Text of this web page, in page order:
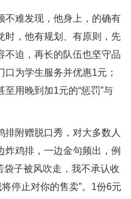
难发现，他身上，的确有
时，他有规划、有原则，先
不迫，再长的队伍也坚守品
为学生服务并优惠1元；
用晚到加1元的“惩罚”与
附赠脱口秀，对大多数人
炸鸡排，一边金句频出，例
袋子被风吹走，我不承认收
停止对你的售卖”。1份6元